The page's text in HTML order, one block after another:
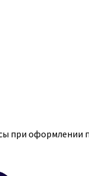
при оформлении